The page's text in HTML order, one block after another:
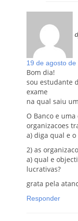
19 de agosto
Bom dia!
sou estudante
exame
na qual saiu
O Banco e
organizacoes
a) diga qual e
2) as
a) qual e
lucrativas?
grata pela
Responder